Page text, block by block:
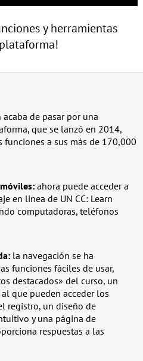
y herramientas
acaba de pasar por una
que se lanzó en 2014,
a sus más de 170,000
ahora puede acceder a
en linea de UN CC: Learn
computadoras, teléfonos
la navegación se ha
funciones fáciles de usar,
destacados» del curso, un
que pueden acceder los
registro, un diseño de
y una página de
respuestas a las